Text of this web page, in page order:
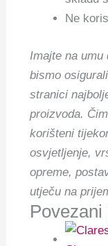
Ne
Imajte na umu
bismo
stranici
proizvoda.
korišteni
osvjetljenje,
opreme,
utječu na
Povezani